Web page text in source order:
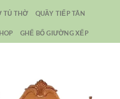
TỦ THỜ QUẦY TIẾP TÂN
GHẾ BỐ GIƯỜNG XẾP